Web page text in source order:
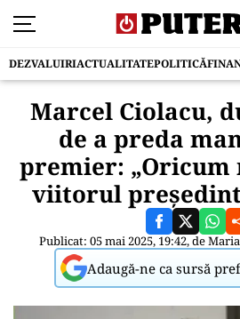
DEZVALUIRIACTUALITATEPOLITICĂ
Marcel Ciolacu,
de a preda
premier: „Oricum
viitorul
Publicat: 05 mai 2025, 19:42, de
Adaugă-ne ca sursă